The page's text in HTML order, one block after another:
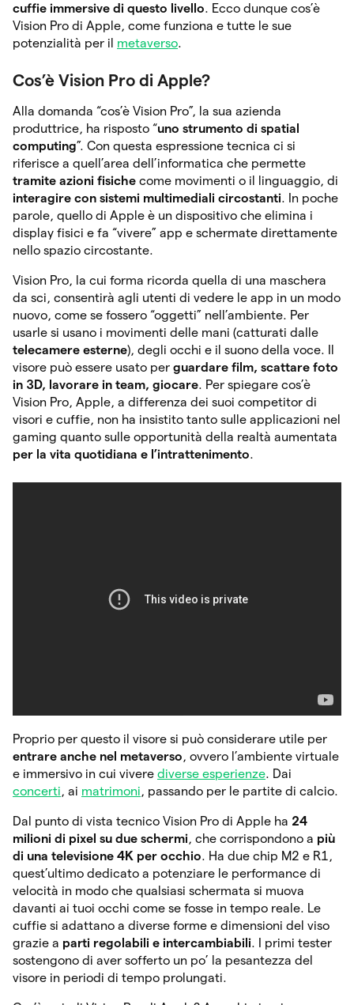
cuffie immersive di questo livello. Ecco dunque cos’è
Vision Pro di Apple, come funziona e tutte le sue
potenzialità per il metaverso.
Cos’è Vision Pro di Apple?
Alla domanda “cos’è Vision Pro”, la sua azienda
produttrice, ha risposto “uno strumento di spatial
computing”. Con questa espressione tecnica ci si
riferisce a quell’area dell’informatica che permette
tramite azioni fisiche come movimenti o il linguaggio, di
interagire con sistemi multimediali circostanti. In poche
parole, quello di Apple è un dispositivo che elimina i
display fisici e fa “vivere” app e schermate direttamente
nello spazio circostante.
Vision Pro, la cui forma ricorda quella di una maschera
da sci, consentirà agli utenti di vedere le app in un modo
nuovo, come se fossero “oggetti” nell’ambiente. Per
usarle si usano i movimenti delle mani (catturati dalle
telecamere esterne), degli occhi e il suono della voce. Il
visore può essere usato per guardare film, scattare foto
in 3D, lavorare in team, giocare. Per spiegare cos’è
Vision Pro, Apple, a differenza dei suoi competitor di
visori e cuffie, non ha insistito tanto sulle applicazioni nel
gaming quanto sulle opportunità della realtà aumentata
per la vita quotidiana e l’intrattenimento.
Proprio per questo il visore si può considerare utile per
entrare anche nel metaverso, ovvero l’ambiente virtuale
e immersivo in cui vivere diverse esperienze. Dai
concerti, ai matrimoni, passando per le partite di calcio.
Dal punto di vista tecnico Vision Pro di Apple ha 24
milioni di pixel su due schermi, che corrispondono a più
di una televisione 4K per occhio. Ha due chip M2 e R1,
quest’ultimo dedicato a potenziare le performance di
velocità in modo che qualsiasi schermata si muova
davanti ai tuoi occhi come se fosse in tempo reale. Le
cuffie si adattano a diverse forme e dimensioni del viso
grazie a parti regolabili e intercambiabili. I primi tester
sostengono di aver sofferto un po’ la pesantezza del
visore in periodi di tempo prolungati.